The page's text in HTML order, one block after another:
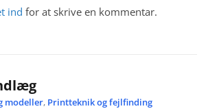
ind for at skrive en kommentar.
modeller, Printteknik og fejlfinding